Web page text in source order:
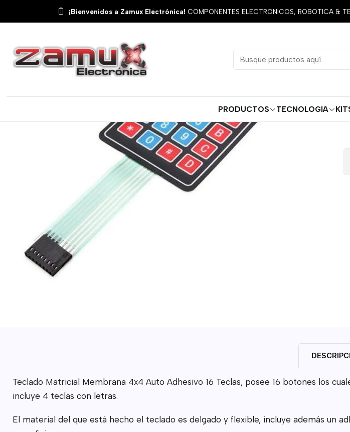
PRODUCTOS TECNOLOGIA
¡Bienvenidos a Zamux Electrónica! COMPONENTES ELECTRONICOS, ROBOTICA &
Inicio Productos Herramientas TECLADO
Teclado Matricial Membrana 4x4 Auto Adhesivo 16 Teclas, posee 16 botones los
incluye 4 teclas con letras.
El material del que está hecho el teclado es delgado y flexible, incluye además un